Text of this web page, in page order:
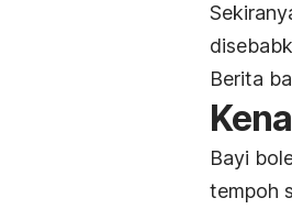
Berita
Bayi
tempoh